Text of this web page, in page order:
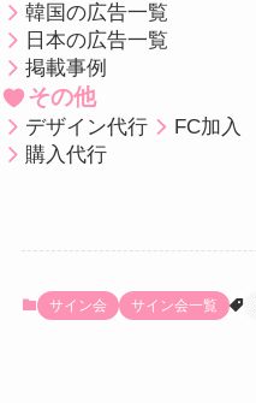
韓国の広告一覧
日本の広告一覧
掲載事例
その他
デザイン代行
FC加入
購入代行
サイン会 サイン会一覧